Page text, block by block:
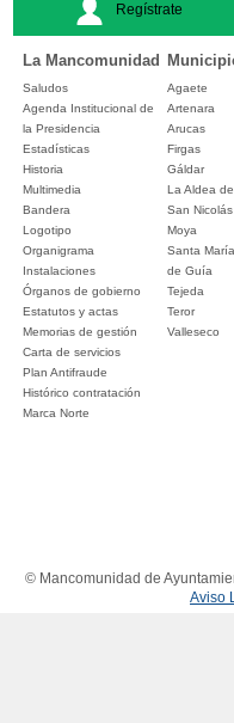
Regístrate
La Mancomunidad
Saludos
Agenda Institucional de
la Presidencia
Estadísticas
Historia
Multimedia
Bandera
Logotipo
Organigrama
Instalaciones
Órganos de gobierno
Estatutos y actas
Memorias de gestión
Carta de servicios
Plan Antifraude
Histórico contratación
Marca Norte
Agaete
Artenara
Arucas
Firgas
Gáldar
La Aldea de
San Nicolás
Moya
Santa María
de Guía
Tejeda
Teror
Valleseco
© Mancomunidad de
Aviso